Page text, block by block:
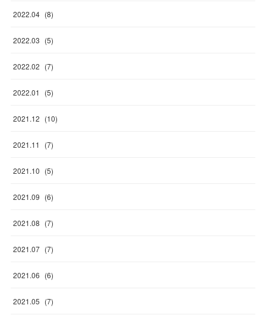
2022.04 (8)
2022.03 (5)
2022.02 (7)
2022.01 (5)
2021.12 (10)
2021.11 (7)
2021.10 (5)
2021.09 (6)
2021.08 (7)
2021.07 (7)
2021.06 (6)
2021.05 (7)